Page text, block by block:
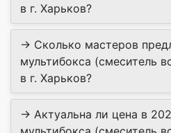
в г. Харьков?
→ Сколько мастеров
мультибокса (смеситель
в г. Харьков?
→ Актуальна ли цена в